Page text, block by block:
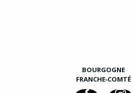
BOURGOGNE
FRANCHE‑COMTÉ